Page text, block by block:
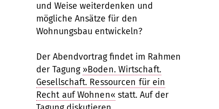
und Weise weiterdenken und
mögliche Ansätze für den
Wohnungsbau entwickeln?
Der Abendvortrag findet im Rahmen
der Tagung »Boden. Wirtschaft.
Gesellschaft. Ressourcen für ein
Recht auf Wohnen« statt. Auf der